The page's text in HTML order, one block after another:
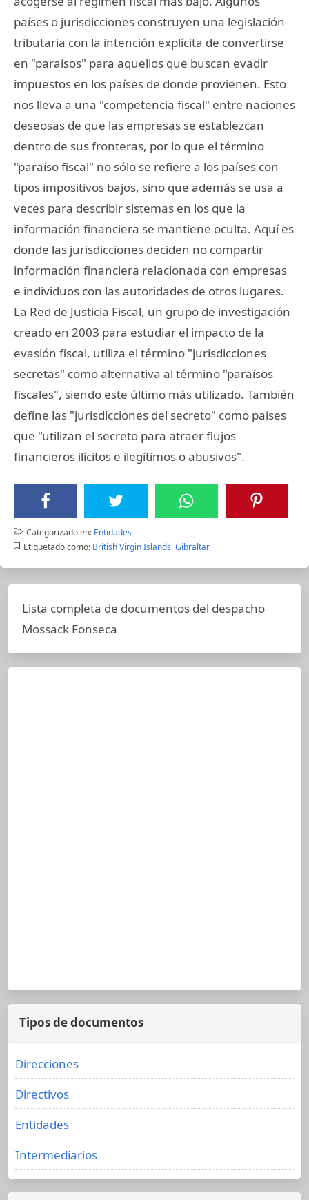
países o jurisdicciones construyen una legislación
tributaria con la intención explícita de convertirse
en "paraísos" para aquellos que buscan evadir
impuestos en los países de donde provienen. Esto
nos lleva a una "competencia fiscal" entre naciones
deseosas de que las empresas se establezcan
dentro de sus fronteras, por lo que el término
"paraíso fiscal" no sólo se refiere a los países con
tipos impositivos bajos, sino que además se usa a
veces para describir sistemas en los que la
información financiera se mantiene oculta. Aquí es
donde las jurisdicciones deciden no compartir
información financiera relacionada con empresas
e individuos con las autoridades de otros lugares.
La Red de Justicia Fiscal, un grupo de investigación
creado en 2003 para estudiar el impacto de la
evasión fiscal, utiliza el término "jurisdicciones
secretas" como alternativa al término "paraísos
fiscales", siendo este último más utilizado. También
define las "jurisdicciones del secreto" como países
que "utilizan el secreto para atraer flujos
financieros ilícitos e ilegítimos o abusivos".
Categorizado en: Entidades
Etiquetado como: British Virgin Islands,Gibraltar
Lista completa de documentos del despacho
Mossack Fonseca
Tipos de documentos
Direcciones
Directivos
Entidades
Intermediarios